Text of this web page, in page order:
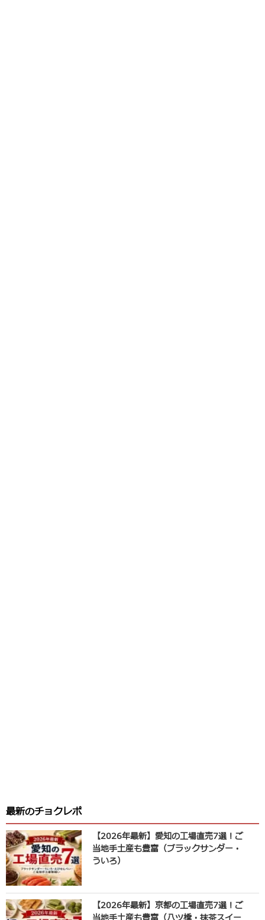
最新のチョクレポ
【2026年最新】愛知の工場直売7選！ご
当地手土産も豊富（ブラックサンダー・
ういろ）
【2026年最新】京都の工場直売7選！ご